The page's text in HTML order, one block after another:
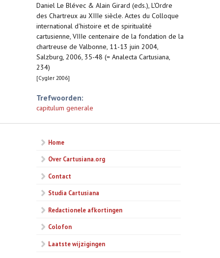
Daniel Le Blévec & Alain Girard (eds.), L'Ordre
des Chartreux au XIIIe siècle. Actes du Colloque
international d'histoire et de spiritualité
cartusienne, VIIIe centenaire de la fondation de la
chartreuse de Valbonne, 11-13 juin 2004,
Salzburg, 2006, 35-48 (= Analecta Cartusiana,
234)
[Cygler 2006]
Trefwoorden:
capitulum generale
Home
Over Cartusiana.org
Contact
Studia Cartusiana
Redactionele afkortingen
Colofon
Laatste wijzigingen